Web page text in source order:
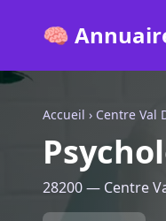
🧠
Accueil › Centre Val
28200 — Centre